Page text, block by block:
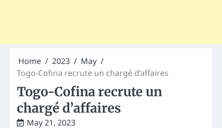
Home 2023
May
Togo-Cofina recrute un chargé d’affaires
Togo-Cofina recrute un
chargé d’affaires
May 21, 2023